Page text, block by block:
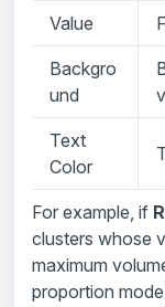
Value
Backgro
und
Text
Color
For example, if
clusters whose
maximum
proportion